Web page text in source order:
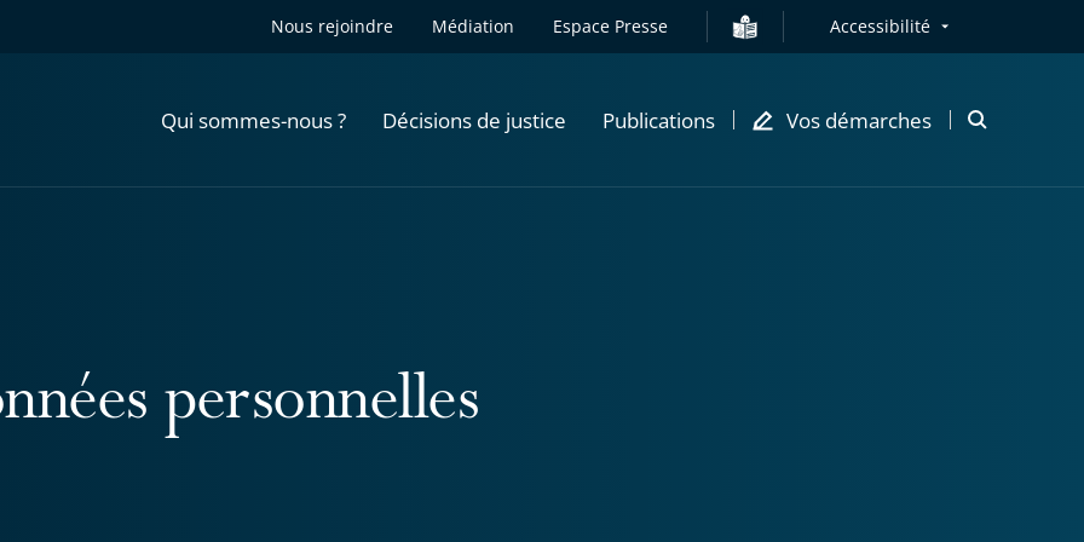
Nous rejoindre Médiation Espace Presse Accessibilité
Qui sommes-nous ? Décisions de justice Publications Vos démarches
Ouvrir
personnelles